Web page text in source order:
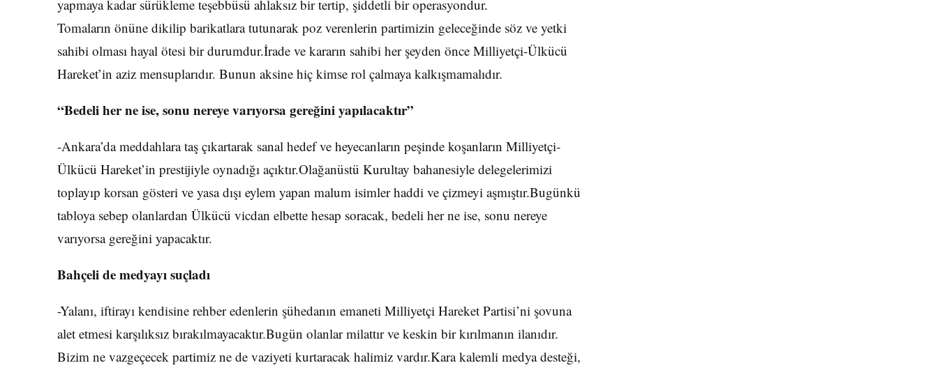
yapmaya kadar sürükleme teşebbüsü ahlaksız bir tertip, şiddetli bir operasyondur.
Tomaların önüne dikilip barikatlara tutunarak poz verenlerin partimizin geleceğinde söz ve yetki
sahibi olması hayal ötesi bir durumdur.İrade ve kararın sahibi her şeyden önce Milliyetçi-Ülkücü
Hareket’in aziz mensuplarıdır. Bunun aksine hiç kimse rol çalmaya kalkışmamalıdır.
“Bedeli her ne ise, sonu nereye varıyorsa gereğini yapılacaktır”
-Ankara’da meddahlara taş çıkartarak sanal hedef ve heyecanların peşinde koşanların Milliyetçi-
Ülkücü Hareket’in prestijiyle oynadığı açıktır.Olağanüstü Kurultay bahanesiyle delegelerimizi
toplayıp korsan gösteri ve yasa dışı eylem yapan malum isimler haddi ve çizmeyi aşmıştır.Bugünkü
tabloya sebep olanlardan Ülkücü vicdan elbette hesap soracak, bedeli her ne ise, sonu nereye
varıyorsa gereğini yapacaktır.
Bahçeli de medyayı suçladı
-Yalanı, iftirayı kendisine rehber edenlerin şühedanın emaneti Milliyetçi Hareket Partisi’ni şovuna
alet etmesi karşılıksız bırakılmayacaktır.Bugün olanlar milattır ve keskin bir kırılmanın ilanıdır.
Bizim ne vazgeçecek partimiz ne de vaziyeti kurtaracak halimiz vardır.Kara kalemli medya desteği,